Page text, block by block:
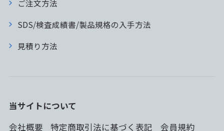
ご注文方法
SDS/検査成績書/製品規格の入手方法
見積り方法
当サイトについて
会社概要
特定商取引法に基づく表記 会員規約